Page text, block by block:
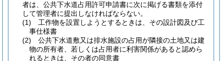
者は、公共下水道占用許可申請書に次に掲げる書類を添付
して管理者に提出しなければならない。
(1)
工作物を設置しようとするときは、その設計図及び工
事仕様書
(2)
公共下水道敷又は排水施設の占用が隣接の土地又は建
物の所有者、若しくは占用者に利害関係があると認めら
れるときは、その者の同意書